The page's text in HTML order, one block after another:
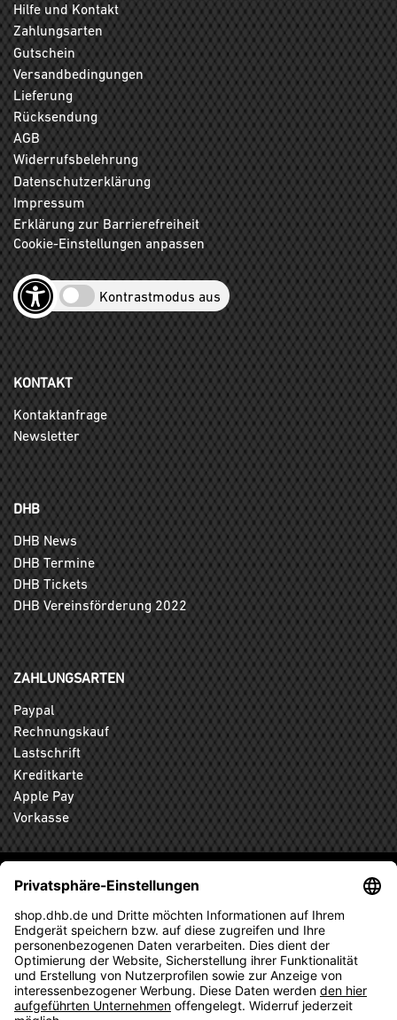
Hilfe und Kontakt
Zahlungsarten
Gutschein
Versandbedingungen
Lieferung
Rücksendung
AGB
Widerrufsbelehrung
Datenschutzerklärung
Impressum
Erklärung zur Barrierefreiheit
Cookie-Einstellungen anpassen
Kontrastmodus aus
KONTAKT
Kontaktanfrage
Newsletter
DHB
DHB News
DHB Termine
DHB Tickets
DHB Vereinsförderung 2022
ZAHLUNGSARTEN
Paypal
Rechnungskauf
Lastschrift
Kreditkarte
Apple Pay
Vorkasse
ABONNIEREN SIE DEN KOSTENLOSEN DHB-FANSHOP
NEWSLETTER UND VERPASSEN SIE KEINE NEUIGKEIT ODER
AKTION MEHR.
ANMELDEN